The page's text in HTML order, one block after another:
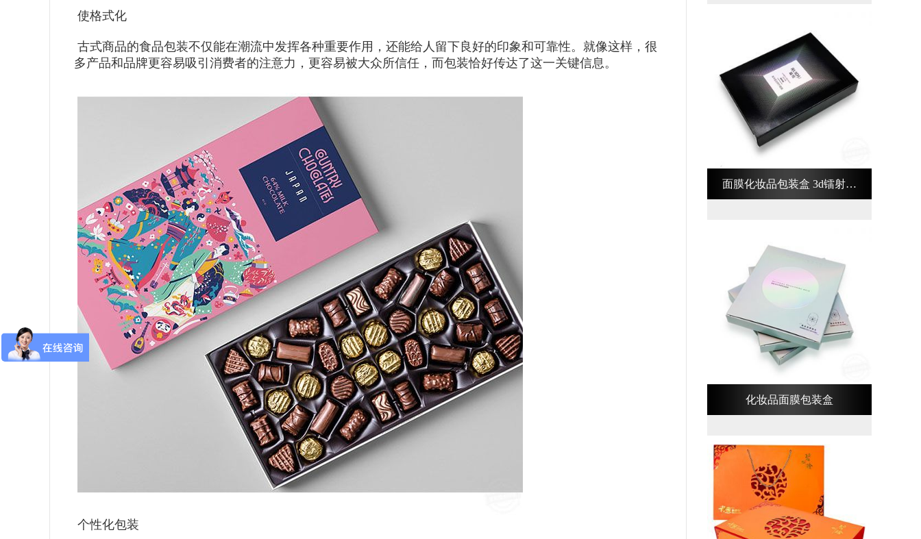
使格式化
古式商品的食品包装不仅能在潮流中发挥各种重要作用，还能给人留下良好的印象和可靠性。就像这样，很
多产品和品牌更容易吸引消费者的注意力，更容易被大众所信任，而包装恰好传达了这一关键信息。
个性化包装
面膜化妆品包装盒 3d镭射化
化妆品面膜包装盒